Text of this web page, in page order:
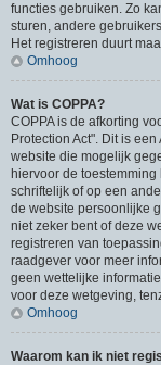
functies gebruiken. Zo
sturen, andere
Het registreren duurt
Omhoog
Wat is COPPA?
COPPA is de afkorting
Protection Act". Dit is
website die mogelijk
hiervoor de
schriftelijk of op een
de website persoonlijke
niet zeker bent of deze
registreren van
raadgever voor meer
geen wettelijke
voor deze wetgeving,
Omhoog
Waarom kan ik niet